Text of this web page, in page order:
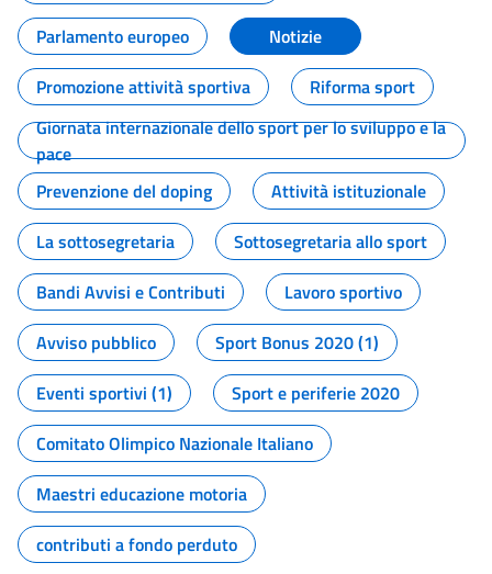
Parlamento europeo
Notizie
Promozione attività sportiva
Riforma sport
Giornata internazionale dello sport per lo sviluppo e la
pace
Prevenzione del doping
Attività istituzionale
La sottosegretaria
Sottosegretaria allo sport
Bandi Avvisi e Contributi
Lavoro sportivo
Avviso pubblico
Sport Bonus 2020 (1)
Eventi sportivi (1)
Sport e periferie 2020
Comitato Olimpico Nazionale Italiano
Maestri educazione motoria
contributi a fondo perduto